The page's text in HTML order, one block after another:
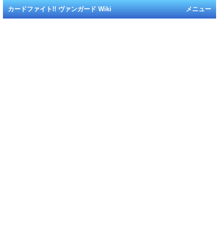
メニュー
カードファイト!! ヴァンガード Wiki